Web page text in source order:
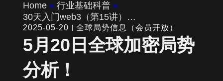
Home » 行业基础科普 »
30天入门web3（第15讲）…
2025-05-20 全球局势信息（会员开放）
5月20日全球加密局势
分析！